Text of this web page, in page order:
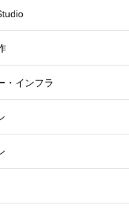
・インフラ